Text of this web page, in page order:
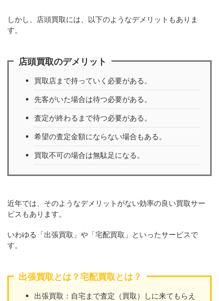
しかし、店頭買取には、以下のようなデメリットもありま
す。
店頭買取のデメリット
買取店まで持っていく必要がある。
先客がいた場合は待つ必要がある。
査定が終わるまで待つ必要がある。
希望の査定金額にならない場合もある。
買取不可の場合は無駄足になる。
近年では、そのようなデメリットがない効率の良い買取サー
ビスもあります。
いわゆる「出張買取」や「宅配買取」といったサービスで
す。
出張買取とは？宅配買取とは？
出張買取：自宅まで査定（買取）しに来てもらえ